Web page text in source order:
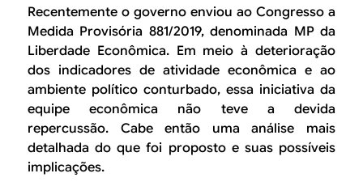
O
d
e
b
a
o
b
Recentemente o governo enviou ao Congresso a
Medida Provisória 881/2019, denominada MP da
Liberdade Econômica. Em meio à deterioração
dos indicadores de atividade econômica e ao
ambiente político conturbado, essa iniciativa da
equipe econômica não teve a devida
repercussão. Cabe então uma análise mais
detalhada do que foi proposto e suas possíveis
implicações.